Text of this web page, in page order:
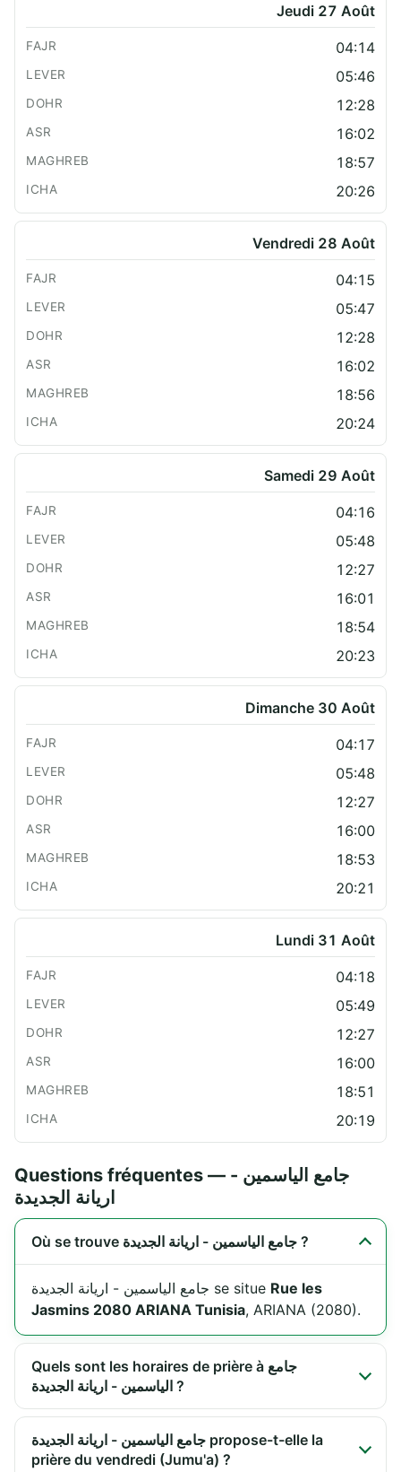
Jeudi 27 Août
04:14
05:46
12:28
16:02
18:57
20:26
Vendredi 28 Août
04:15
05:47
12:28
16:02
18:56
20:24
Samedi 29 Août
04:16
05:48
12:27
16:01
18:54
20:23
Dimanche 30 Août
04:17
05:48
12:27
16:00
18:53
20:21
Lundi 31 Août
04:18
05:49
12:27
16:00
18:51
20:19
Questions fréquentes — جامع الياسمين -
اريانة الجديدة
Où se trouve جامع الياسمين - اريانة الجديدة ?
جامع الياسمين - اريانة الجديدة se situe Rue les
Jasmins 2080 ARIANA Tunisia, ARIANA (2080).
Quels sont les horaires de prière à جامع
الياسمين - اريانة الجديدة ?
جامع الياسمين - اريانة الجديدة propose-t-elle la
prière du vendredi (Jumu'a) ?